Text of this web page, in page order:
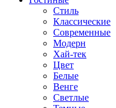
Стиль
Классические
Современные
Модерн
Хай-тек
Цвет
Белые
Венге
Светлые